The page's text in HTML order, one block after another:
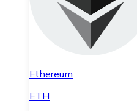
Ethereum
ETH